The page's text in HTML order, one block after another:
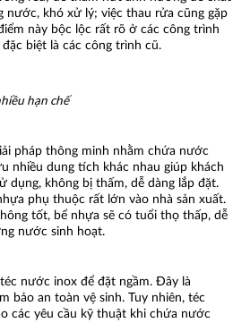
nước, khó xử lý; việc thau rửa cũng gặp
này bộc lộc rất rõ ở các công trình
biệt là các công trình cũ.
hạn chế
pháp thông minh nhằm chứa nước
nhiều dung tích khác nhau giúp khách
dụng, không bị thấm, dễ dàng lắp đặt.
phụ thuộc rất lớn vào nhà sản xuất.
tốt, bể nhựa sẽ có tuổi thọ thấp, dễ
nước sinh hoạt.
nước inox để đặt ngầm. Đây là
bảo an toàn vệ sinh. Tuy nhiên, téc
các yêu cầu kỹ thuật khi chứa nước